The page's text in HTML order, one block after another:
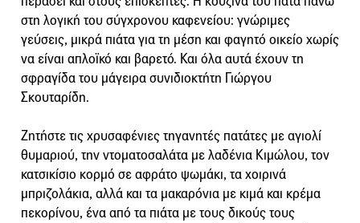
στη λογική του σύγχρονου καφενείου: γνώριμες
γεύσεις, μικρά πιάτα για τη μέση και φαγητό οικείο χωρίς
να είναι απλοϊκό και βαρετό. Και όλα αυτά έχουν τη
σφραγίδα του μάγειρα συνιδιοκτήτη Γιώργου
Σκουταρίδη.
Ζητήστε τις χρυσαφένιες τηγανητές πατάτες με αγιολί
θυμαριού, την ντοματοσαλάτα με λαδένια Κιμώλου, τον
κατσικίσιο κορμό σε αφράτο ψωμάκι, τα χοιρινά
μπριζολάκια, αλλά και τα μακαρόνια με κιμά και κρέμα
πεκορίνου, ένα από τα πιάτα με τους δικούς τους